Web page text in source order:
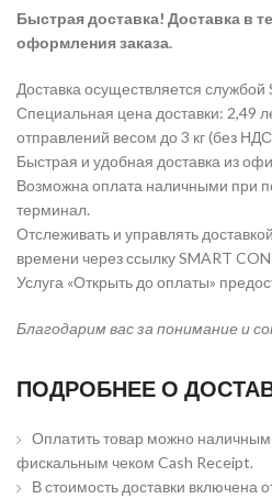
Быстрая доставка! Доставка в
оформления заказа.
Доставка осуществляется службой
Специальная цена доставки: 2,49
отправлений весом до 3 кг (без
Быстрая и удобная доставка из
Возможна оплата наличными при
терминал.
Отслеживать и управлять
времени через ссылку SMART
Услуга «Открыть до оплаты»
Благодарим вас за понимание и
ПОДРОБНЕЕ О
Оплатить товар можно
фискальным чеком Cash Receipt.
В стоимость доставки включена